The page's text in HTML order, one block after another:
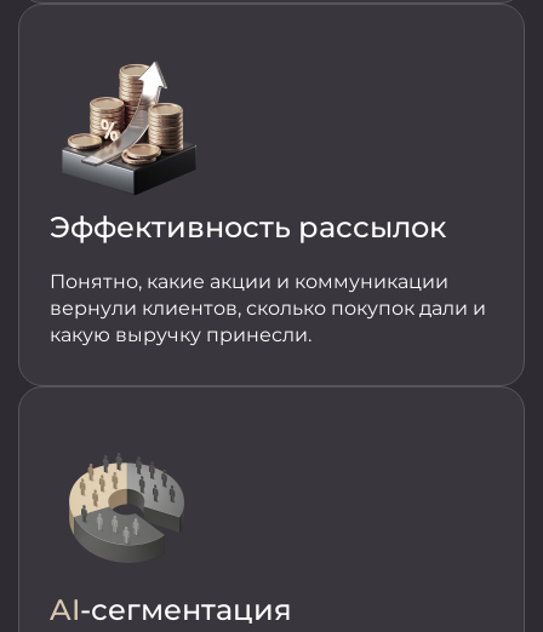
Эффективность рассылок
Понятно, какие акции и коммуникации
вернули клиентов, сколько покупок дали и
какую выручку принесли.
AI-сегментация